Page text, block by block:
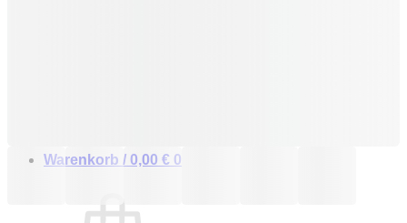
Warenkorb / 0,00 € 0